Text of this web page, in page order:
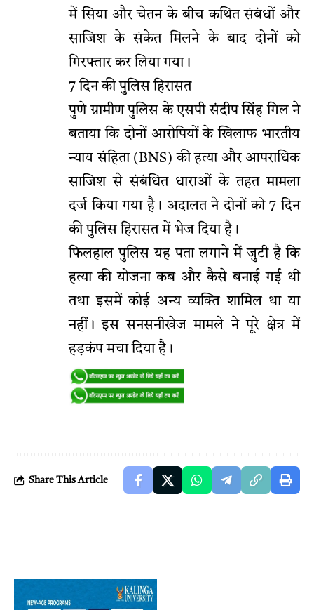
में सिया और चेतन के बीच कथित संबंधों और
साजिश के संकेत मिलने के बाद दोनों को
गिरफ्तार कर लिया गया।
7 दिन की पुलिस हिरासत
पुणे ग्रामीण पुलिस के एसपी संदीप सिंह गिल ने
बताया कि दोनों आरोपियों के खिलाफ भारतीय
न्याय संहिता (BNS) की हत्या और आपराधिक
साजिश से संबंधित धाराओं के तहत मामला
दर्ज किया गया है। अदालत ने दोनों को 7 दिन
की पुलिस हिरासत में भेज दिया है।
फिलहाल पुलिस यह पता लगाने में जुटी है कि
हत्या की योजना कब और कैसे बनाई गई थी
तथा इसमें कोई अन्य व्यक्ति शामिल था या
नहीं। इस सनसनीखेज मामले ने पूरे क्षेत्र में
हड़कंप मचा दिया है।
Share This Article